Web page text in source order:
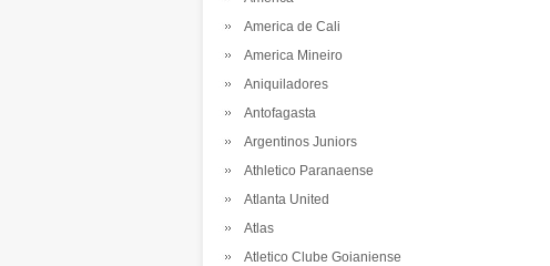
America de Cali
America Mineiro
Aniquiladores
Antofagasta
Argentinos Juniors
Athletico Paranaense
Atlanta United
Atlas
Atletico Clube Goianiense